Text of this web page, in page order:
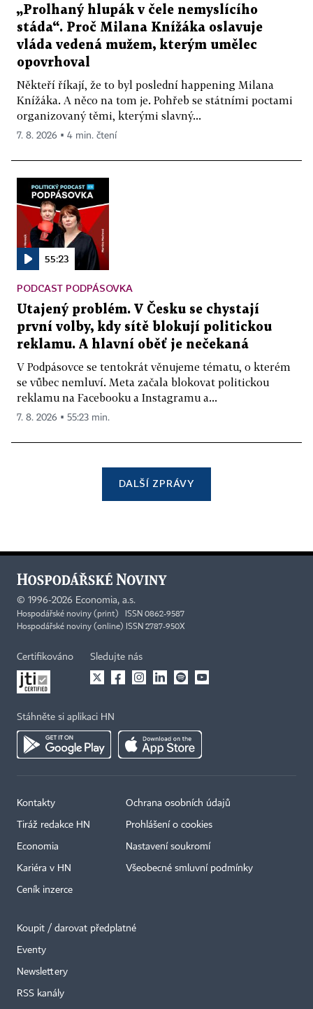
„Prolhaný hlupák v čele nemyslícího
stáda“. Proč Milana Knížáka oslavuje
vláda vedená mužem, kterým umělec
opovrhoval
Někteří říkají, že to byl poslední happening Milana
Knížáka. A něco na tom je. Pohřeb se státními poctami
organizovaný těmi, kterými slavný...
7. 8. 2026 ▪ 4 min. čtení
55:23
PODCAST PODPÁSOVKA
Utajený problém. V Česku se chystají
první volby, kdy sítě blokují politickou
reklamu. A hlavní oběť je nečekaná
V Podpásovce se tentokrát věnujeme tématu, o kterém
se vůbec nemluví. Meta začala blokovat politickou
reklamu na Facebooku a Instagramu a...
7. 8. 2026 ▪ 55:23 min.
DALŠÍ ZPRÁVY
© 1996-2026 Economia, a.s.
Hospodářské noviny (print) ISSN 0862-9587
Hospodářské noviny (online) ISSN 2787-950X
Certifikováno Sledujte nás
Stáhněte si aplikaci HN
Kontakty
Tiráž redakce HN
Economia
Kariéra v HN
Ceník inzerce
Ochrana osobních údajů
Prohlášení o cookies
Nastavení soukromí
Všeobecné smluvní podmínky
Koupit / darovat předplatné
Eventy
Newslettery
RSS kanály